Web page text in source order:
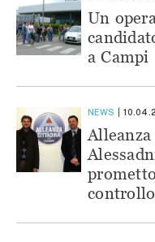
Un
a Campi
NEWS